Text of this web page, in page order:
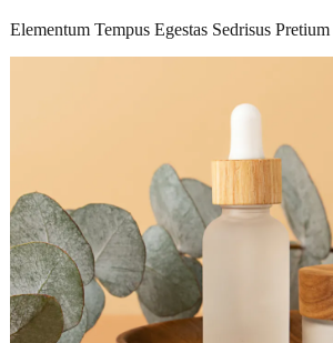
Elementum Tempus Egestas Sedrisus Pretium